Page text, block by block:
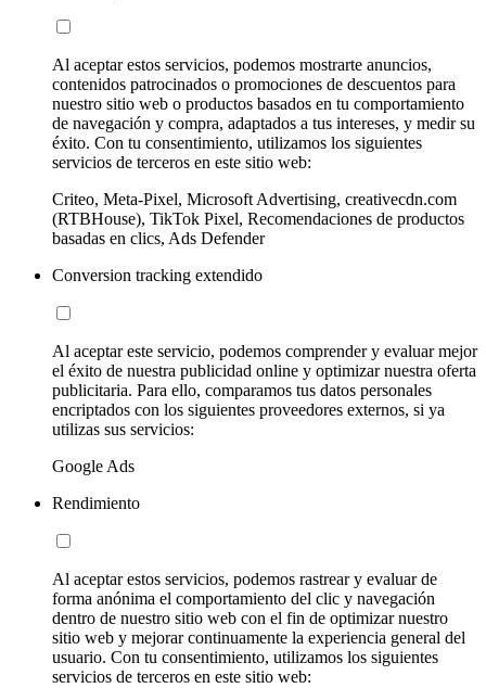
Al aceptar estos servicios, podemos mostrarte anuncios,
contenidos patrocinados o promociones de descuentos para
nuestro sitio web o productos basados en tu comportamiento
de navegación y compra, adaptados a tus intereses, y medir su
éxito. Con tu consentimiento, utilizamos los siguientes
servicios de terceros en este sitio web:
Criteo, Meta-Pixel, Microsoft Advertising, creativecdn.com
(RTBHouse), TikTok Pixel, Recomendaciones de productos
basadas en clics, Ads Defender
Conversion tracking extendido
Al aceptar este servicio, podemos comprender y evaluar mejor
el éxito de nuestra publicidad online y optimizar nuestra oferta
publicitaria. Para ello, comparamos tus datos personales
encriptados con los siguientes proveedores externos, si ya
utilizas sus servicios:
Google Ads
Rendimiento
Al aceptar estos servicios, podemos rastrear y evaluar de
forma anónima el comportamiento del clic y navegación
dentro de nuestro sitio web con el fin de optimizar nuestro
sitio web y mejorar continuamente la experiencia general del
usuario. Con tu consentimiento, utilizamos los siguientes
servicios de terceros en este sitio web: